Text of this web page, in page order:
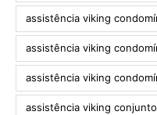
assistência viking
assistência viking
assistência viking
assistência viking